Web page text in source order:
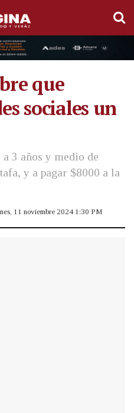
que
sociales un
3 años y medio de
y a pagar $8000 a la
11 noviembre 2024 1:30 PM